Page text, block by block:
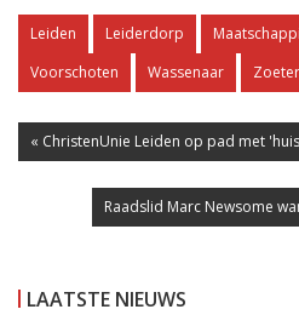
Leiden Leiderdorp
Voorschoten
Wassenaar
« ChristenUnie Leiden op pad met
Raadslid Marc Newsome
LAATSTE NIEUWS